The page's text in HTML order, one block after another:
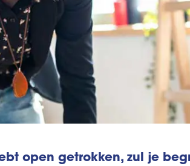
open getrokken, zul je